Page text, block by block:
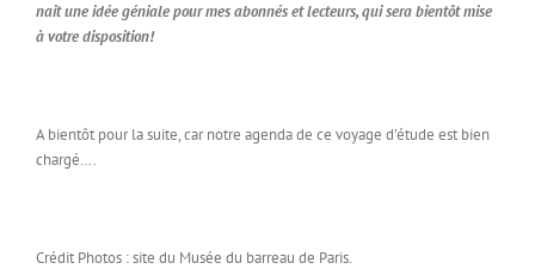
nait une idée géniale pour mes abonnés et lecteurs, qui sera bientôt mise
à votre disposition!
A bientôt pour la suite, car notre agenda de ce voyage d’étude est bien
chargé….
Crédit Photos : site du Musée du barreau de Paris.